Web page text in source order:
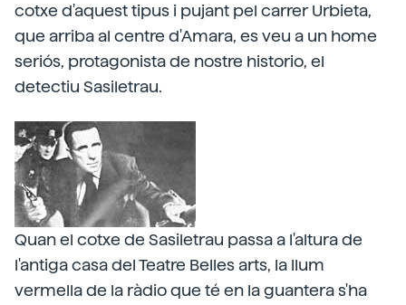
cotxe d'aquest tipus i pujant pel carrer Urbieta,
que arriba al centre d'Amara, es veu a un home
seriós, protagonista de nostre historio, el
detectiu Sasiletrau.
Quan el cotxe de Sasiletrau passa a l'altura de
l'antiga casa del Teatre Belles arts, la llum
vermella de la ràdio que té en la guantera s'ha